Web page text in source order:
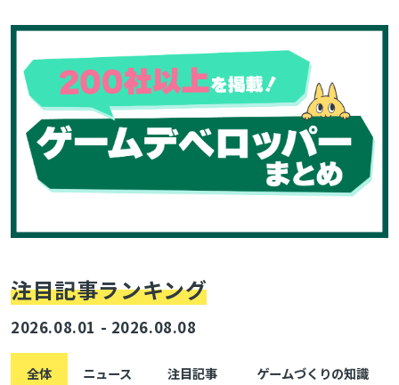
注目記事ランキング
2026.08.01 - 2026.08.08
全体 ニュース 注目記事 ゲームづくりの知識